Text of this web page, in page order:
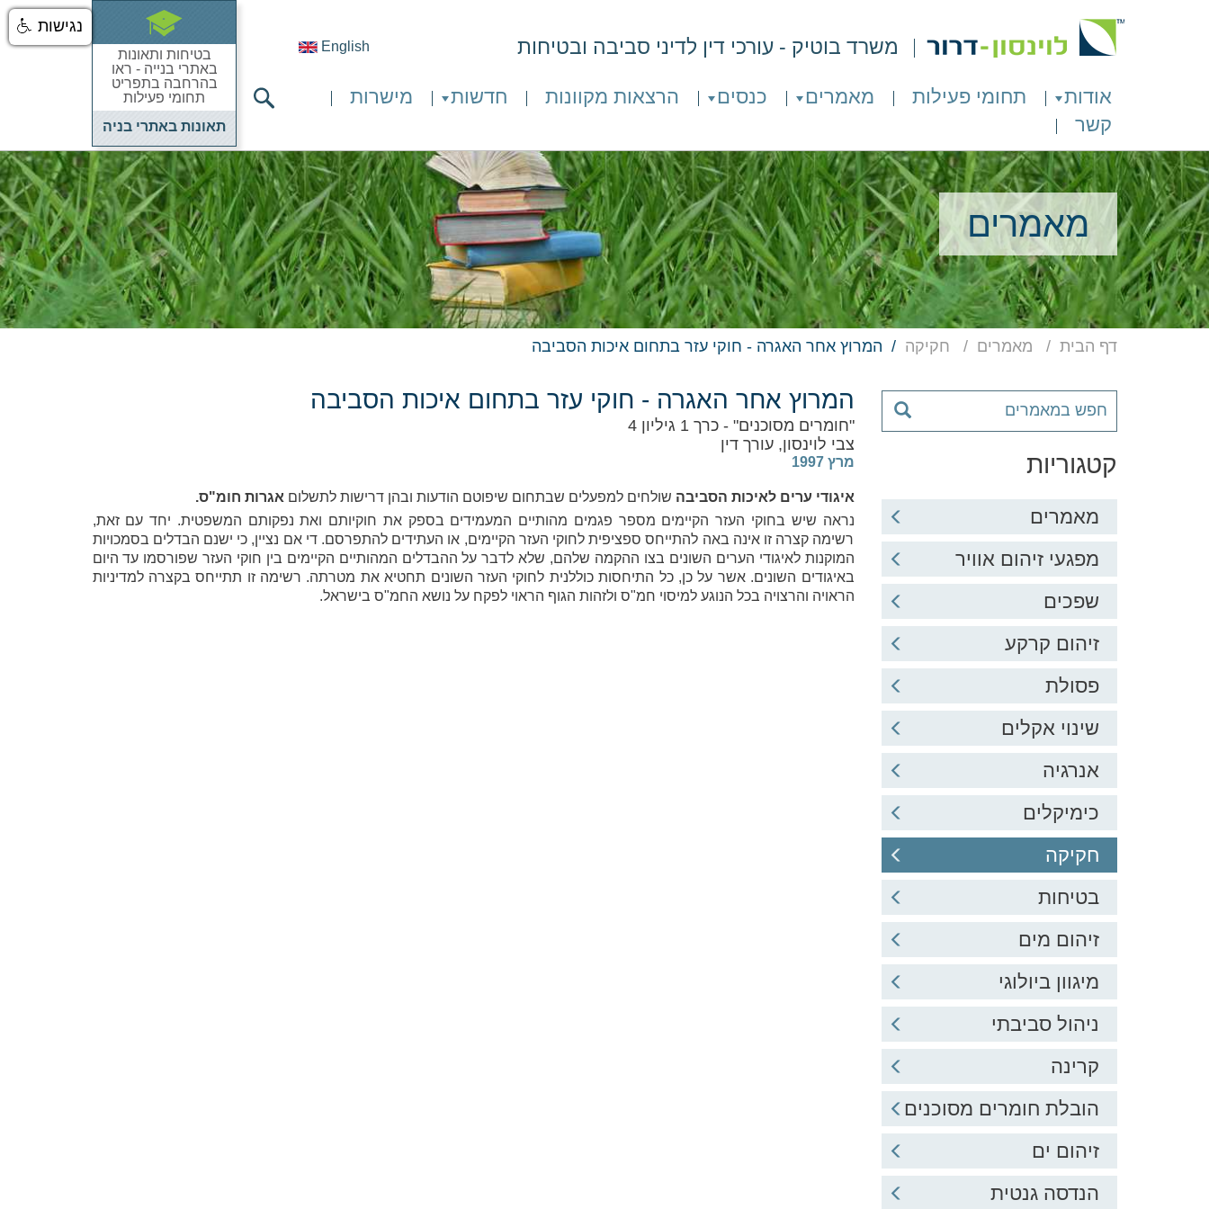
English משרד בוטיק - עורכי דין לדיני סביבה ובטיחות
אודות תחומי פעילות מאמרים כנסים הרצאות מקוונות חדשות
מישרות
קשר
בטיחות ותאונות
באתרי בנייה - ראו
בהרחבה בתפריט
תחומי פעילות
תאונות באתרי בניה
מאמרים
דף הבית מאמרים חקיקה המרוץ אחר האגרה - חוקי עזר בתחום איכות הסביבה
קטגוריות
מאמרים
מפגעי זיהום אוויר
שפכים
זיהום קרקע
פסולת
שינוי אקלים
אנרגיה
כימיקלים
חקיקה
בטיחות
זיהום מים
מיגוון ביולוגי
ניהול סביבתי
קרינה
הובלת חומרים מסוכנים
זיהום ים
הנדסה גנטית
המרוץ אחר האגרה - חוקי עזר בתחום איכות הסביבה
"חומרים מסוכנים" - כרך 1 גיליון 4
צבי לוינסון, עורך דין
מרץ 1997
איגודי ערים לאיכות הסביבה שולחים למפעלים שבתחום שיפוטם הודעות ובהן דרישות לתשלום אגרות חומ"ס.
נראה שיש בחוקי העזר הקיימים מספר פגמים מהותיים המעמידים בספק את חוקיותם ואת נפקותם המשפטית. יחד עם זאת,
רשימה קצרה זו אינה באה להתייחס ספציפית לחוקי העזר הקיימים, או העתידים להתפרסם. די אם נציין, כי ישנם הבדלים בסמכויות
המוקנות לאיגודי הערים השונים בצו ההקמה שלהם, שלא לדבר על ההבדלים המהותיים הקיימים בין חוקי העזר שפורסמו עד היום
באיגודים השונים. אשר על כן, כל התיחסות כוללנית לחוקי העזר השונים תחטיא את מטרתה. רשימה זו תתייחס בקצרה למדיניות
הראויה והרצויה בכל הנוגע למיסוי חמ"ס ולזהות הגוף הראוי לפקח על נושא החמ"ס בישראל.
נגישות